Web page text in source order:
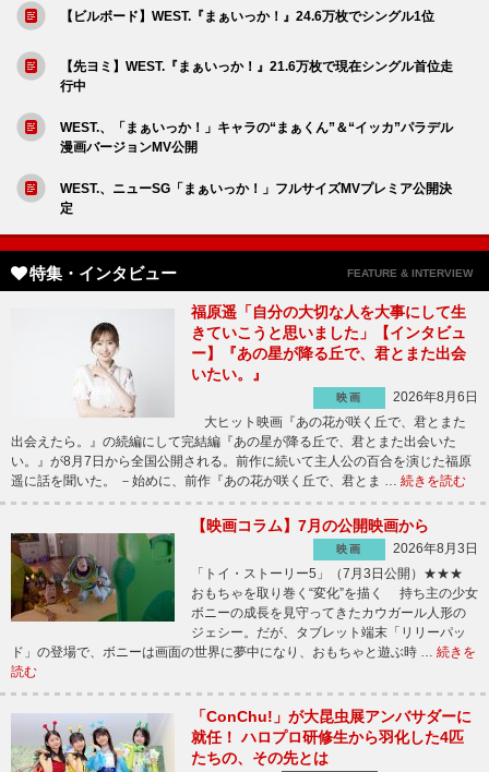
【ビルボード】WEST.『まぁいっか！』24.6万枚でシングル1位
【先ヨミ】WEST.『まぁいっか！』21.6万枚で現在シングル首位走
行中
WEST.、「まぁいっか！」キャラの“まぁくん”＆“イッカ”パラデル
漫画バージョンMV公開
WEST.、ニューSG「まぁいっか！」フルサイズMVプレミア公開決
定
特集・インタビュー FEATURE & INTERVIEW
福原遥「自分の大切な人を大事にして生
きていこうと思いました」【インタビュ
ー】『あの星が降る丘で、君とまた出会
いたい。』
映画
2026年8月6日
大ヒット映画『あの花が咲く丘で、君とまた
出会えたら。』の続編にして完結編『あの星が降る丘で、君とまた出会いた
い。』が8月7日から全国公開される。前作に続いて主人公の百合を演じた福原
遥に話を聞いた。 －始めに、前作『あの花が咲く丘で、君とま … 続きを読む
【映画コラム】7月の公開映画から
映画
2026年8月3日
「トイ・ストーリー5」（7月3日公開）★★★
おもちゃを取り巻く“変化”を描く 持ち主の少女
ボニーの成長を見守ってきたカウガール人形の
ジェシー。だが、タブレット端末「リリーパッ
ド」の登場で、ボニーは画面の世界に夢中になり、おもちゃと遊ぶ時 … 続きを
読む
「ConChu!」が大昆虫展アンバサダーに
就任！ ハロプロ研修生から羽化した4匹
たちの、その先とは